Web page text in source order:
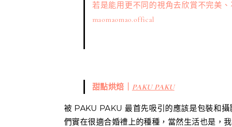
若是能用更不同的視角去欣賞不完美
maomaomao.offical
甜點烘焙｜ PAKU PAKU
被 PAKU PAKU 最首先吸引的應該是包裝和
們實在很適合婚禮上的種種，當然生活也是，